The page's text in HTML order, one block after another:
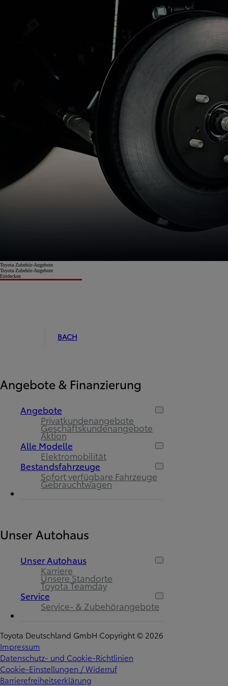
Toyota Zubehör-Angebote
Toyota Zubehör-Angebote
Entdecken
BACH
Angebote & Finanzierung
Angebote
Privatkundenangebote
Geschäftskundenangebote
Aktion
Alle Modelle
Elektromobilität
Bestandsfahrzeuge
Sofort verfügbare Fahrzeuge
Gebrauchtwagen
Unser Autohaus
Unser Autohaus
Karriere
Unsere Standorte
Toyota Teamday
Service
Service- & Zubehörangebote
Toyota Deutschland GmbH Copyright © 2026
Impressum
Datenschutz- und Cookie-Richtlinien
Cookie-Einstellungen / Widerruf
Barrierefreiheitserklärung